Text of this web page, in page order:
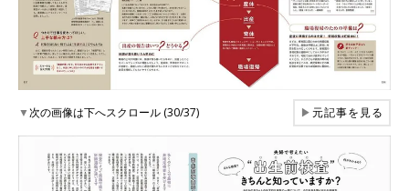
▼次の画像は下へスクロール (30/37) ▶元記事を見る